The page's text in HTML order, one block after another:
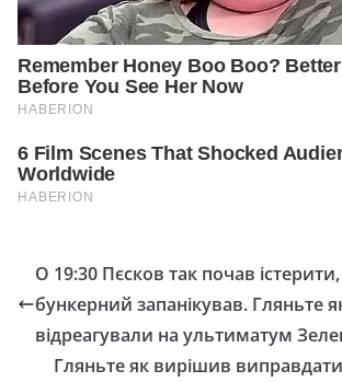
О 19:30 Пєсков так почав
бункерний запанікував. Гляньте
відреагували на ультиматум
Гляньте як вирішив